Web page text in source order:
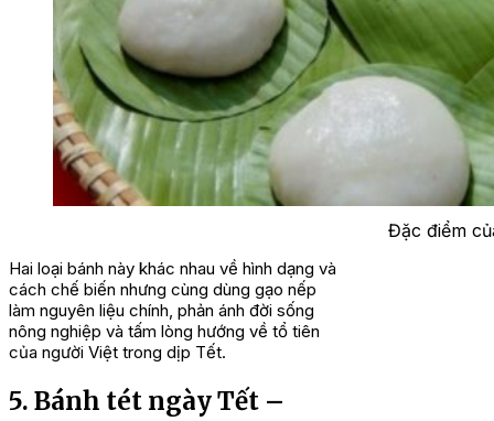
Đặc điểm
Hai loại bánh này khác nhau về hình dạng và
cách chế biến nhưng cùng dùng gạo nếp
làm nguyên liệu chính, phản ánh đời sống
nông nghiệp và tấm lòng hướng về tổ tiên
của người Việt trong dịp Tết.
5. Bánh tét ngày Tết –